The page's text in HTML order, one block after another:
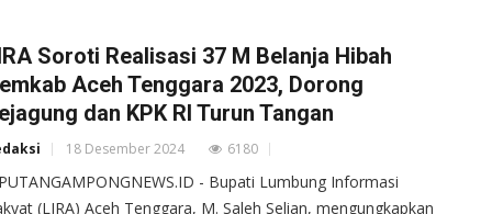
Soroti Realisasi 37 M Belanja Hibah
Aceh Tenggara 2023, Dorong
dan KPK RI Turun Tangan
18 Desember 2024 6180
- Bupati Lumbung Informasi
(LIRA) Aceh Tenggara, M. Saleh Selian, mengungkapkan